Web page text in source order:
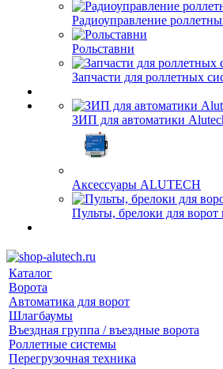
Радиоуправление
Рольставни
Запчасти для роллетных
ЗИП для автоматики
Аксессуары ALUTECH
Пульты, брелоки для ворот
Каталог
Ворота
Автоматика для ворот
Шлагбаумы
Въездная группа / въездные ворота
Роллетные системы
Перегрузочная техника